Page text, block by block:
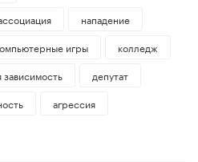
нападение
игры
колледж
зависимость
депутат
агрессия